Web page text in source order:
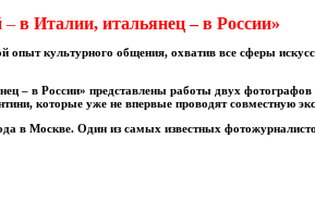
– в Италии, итальянец – в России»
опыт культурного общения, охватив все сферы
– в России» представлены работы двух
которые уже не впервые проводят совместную
в Москве. Один из самых известных